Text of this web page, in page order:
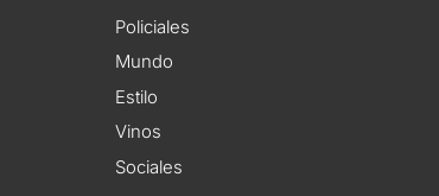
Policiales
Mundo
Estilo
Vinos
Sociales